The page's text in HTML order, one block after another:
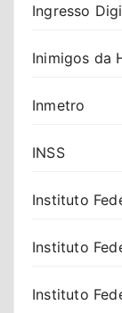
Ingresso
Inimigos da
Inmetro
INSS
Instituto
Instituto
Instituto